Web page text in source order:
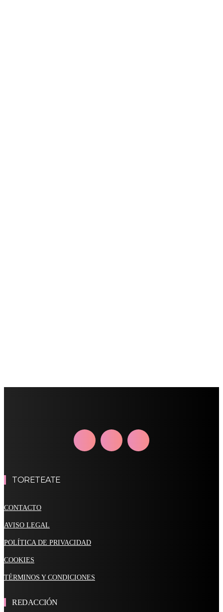
TORETEATE
CONTACTO
AVISO LEGAL
POLÍTICA DE PRIVACIDAD
COOKIES
TÉRMINOS Y CONDICIONES
REDACCIÓN